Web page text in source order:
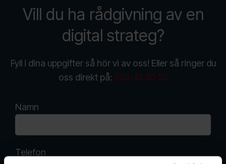
Vill du ha rådgivning av en
digital strateg?
Fyll i dina uppgifter så hör vi av oss! Eller så ringer du
oss direkt på: 033-10 30 50
Namn
Telefon